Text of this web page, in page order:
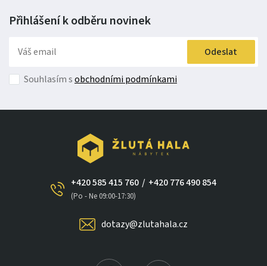
Přihlášení k odběru novinek
Odeslat
Souhlasím sobchodními podmínkami
+420 585 415 760
(Po - Ne 09:00-17:30)
/ +420 776 490 854
dotazy@zlutahala.cz